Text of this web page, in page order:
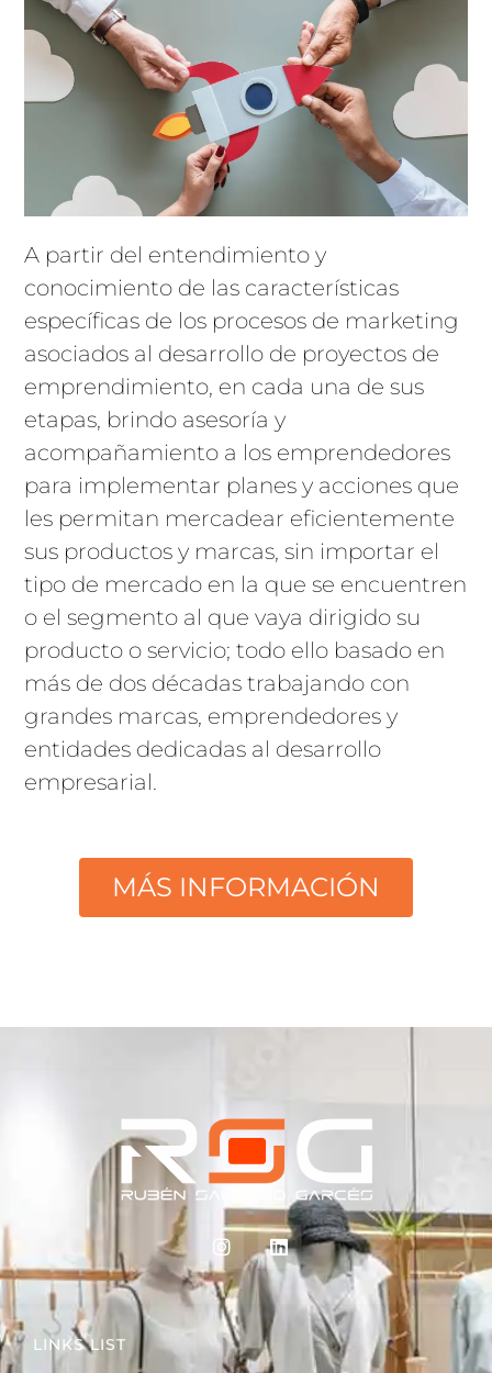
A partir del entendimiento y
conocimiento de las características
específicas de los procesos de marketing
asociados al desarrollo de proyectos de
emprendimiento, en cada una de sus
etapas, brindo asesoría y
acompañamiento a los emprendedores
para implementar planes y acciones que
les permitan mercadear eficientemente
sus productos y marcas, sin importar el
tipo de mercado en la que se encuentren
o el segmento al que vaya dirigido su
producto o servicio; todo ello basado en
más de dos décadas trabajando con
grandes marcas, emprendedores y
entidades dedicadas al desarrollo
empresarial.
MÁS INFORMACIÓN
LINKS LIST